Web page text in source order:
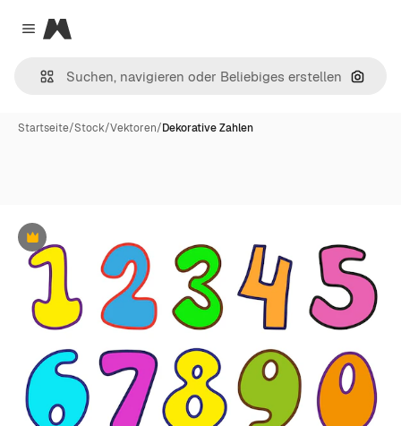
Close menu
Magnific
Nach
Startseite/Stock/Vektoren/Dekorative Zahlen
Premium